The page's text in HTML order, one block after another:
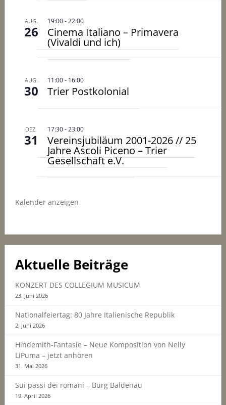
AUG.
26
19:00-22:00
Cinema Italiano – Primavera
(Vivaldi und ich)
AUG.
30
11:00- 16:00
Trier Postkolonial
DEZ.
31
17:30-23:00
Vereinsjubiläum 2001-2026 // 25
Jahre Ascoli Piceno – Trier
Gesellschaft e.V.
Kalender anzeigen
Aktuelle Beiträge
KONZERT DES COLLEGIUM MUSICUM
23. Juni 2026
Nationalfeiertag: 80 Jahre Italienische Republik
2. Juni 2026
Hindemith-Fantasie – Neue Komposition von Nelly
LiPuma – jetzt anhören
31. Mai 2026
Sui passi dei romani – Burg Baldenau
19. April 2026